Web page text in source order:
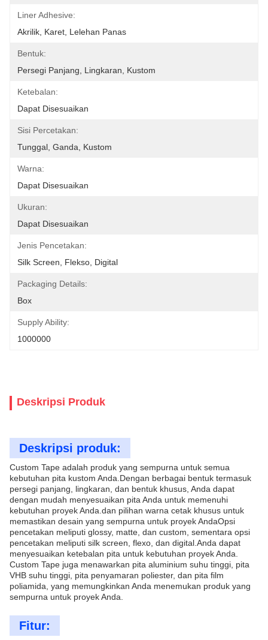
Liner Adhesive:
Akrilik, Karet, Lelehan Panas
Bentuk:
Persegi Panjang, Lingkaran, Kustom
Ketebalan:
Dapat Disesuaikan
Sisi Percetakan:
Tunggal, Ganda, Kustom
Warna:
Dapat Disesuaikan
Ukuran:
Dapat Disesuaikan
Jenis Pencetakan:
Silk Screen, Flekso, Digital
Packaging Details:
Box
Supply Ability:
1000000
Deskripsi Produk
Deskripsi produk:
Custom Tape adalah produk yang sempurna untuk semua
kebutuhan pita kustom Anda.Dengan berbagai bentuk termasuk
persegi panjang, lingkaran, dan bentuk khusus, Anda dapat
dengan mudah menyesuaikan pita Anda untuk memenuhi
kebutuhan proyek Anda.dan pilihan warna cetak khusus untuk
memastikan desain yang sempurna untuk proyek AndaOpsi
pencetakan meliputi glossy, matte, dan custom, sementara opsi
pencetakan meliputi silk screen, flexo, dan digital.Anda dapat
menyesuaikan ketebalan pita untuk kebutuhan proyek Anda.
Custom Tape juga menawarkan pita aluminium suhu tinggi, pita
VHB suhu tinggi, pita penyamaran poliester, dan pita film
poliamida, yang memungkinkan Anda menemukan produk yang
sempurna untuk proyek Anda.
Fitur: